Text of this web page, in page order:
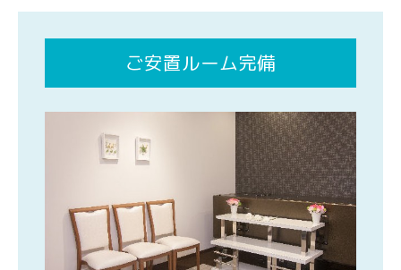
ご安置ルーム完備